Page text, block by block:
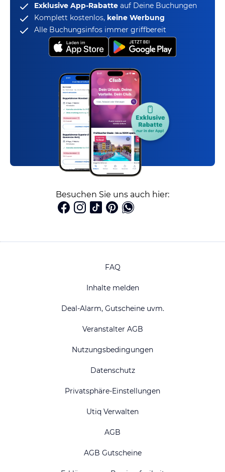
Exklusive App-Rabatte auf Deine Buchungen
Komplett kostenlos, keine Werbung
Alle Buchungsinfos immer griffbereit
Besuchen Sie uns auch hier:
FAQ
Inhalte melden
Deal-Alarm, Gutscheine uvm.
Veranstalter AGB
Nutzungsbedingungen
Datenschutz
Privatsphäre-Einstellungen
Utiq Verwalten
AGB
AGB Gutscheine